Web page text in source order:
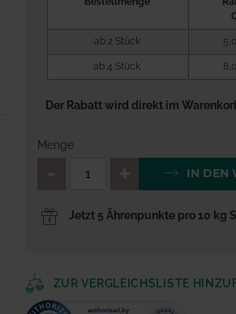
ab 2 Stück
ab 4 Stück
Der Rabatt wird direkt im
Menge
IN DEN
Jetzt 5 Ährenpunkte pro 10 kg
ZUR VERGLEICHSLISTE